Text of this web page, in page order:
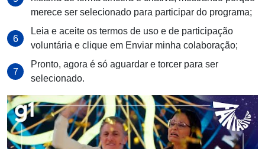
merece ser selecionado para participar do programa;
Leia e aceite os termos de uso e de participação
voluntária e clique em Enviar minha colaboração;
Pronto, agora é só aguardar e torcer para ser
selecionado.